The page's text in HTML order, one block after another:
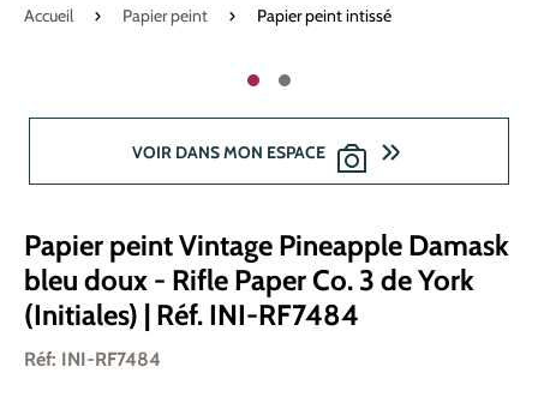
Accueil Papier peint Papier peint intissé
VOIR DANS MON ESPACE
Papier peint Vintage Pineapple Damask
bleu doux - Rifle Paper Co. 3 de York
(Initiales) | Réf. INI-RF7484
Réf: INI-RF7484